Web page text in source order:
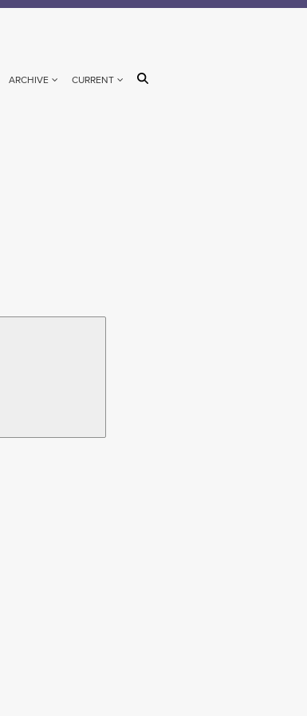
ARCHIVE CURRENT